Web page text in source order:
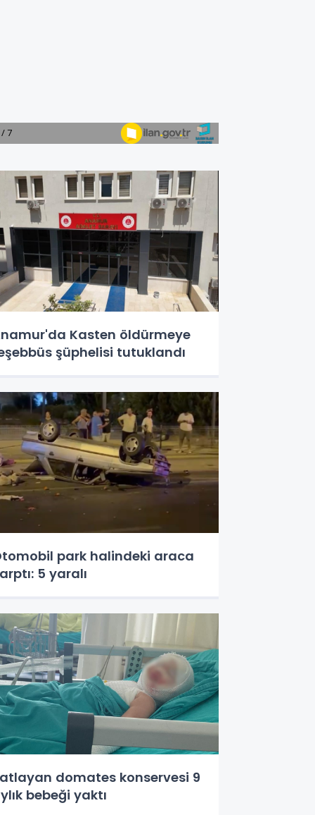
Kasten öldürmeye
şüphelisi tutuklandı
park halindeki araca
5 yaralı
domates konservesi 9
bebeği yaktı